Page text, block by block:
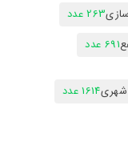
263 عدد
691 عدد
شهری1614 عدد